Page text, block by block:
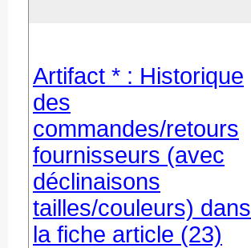
Artifact * : Historique
des
commandes/retours
fournisseurs (avec
déclinaisons
tailles/couleurs) dans
la fiche article (23)